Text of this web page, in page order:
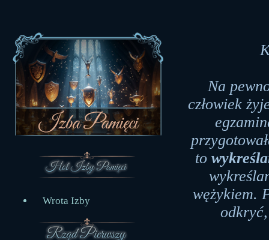
Wrota Izby
Na
człowiek
to
wężykiem.
odkryć,